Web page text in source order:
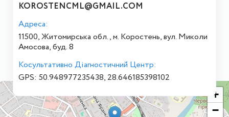
KOROSTENCML@GMAIL.COM
Адреса:
11500, Житомирська обл., м. Коростень, вул. Миколи
Амосова, буд. 8
Косультативно Діагностичний Центр:
GPS: 50.948977235438, 28.646185398102
+
−